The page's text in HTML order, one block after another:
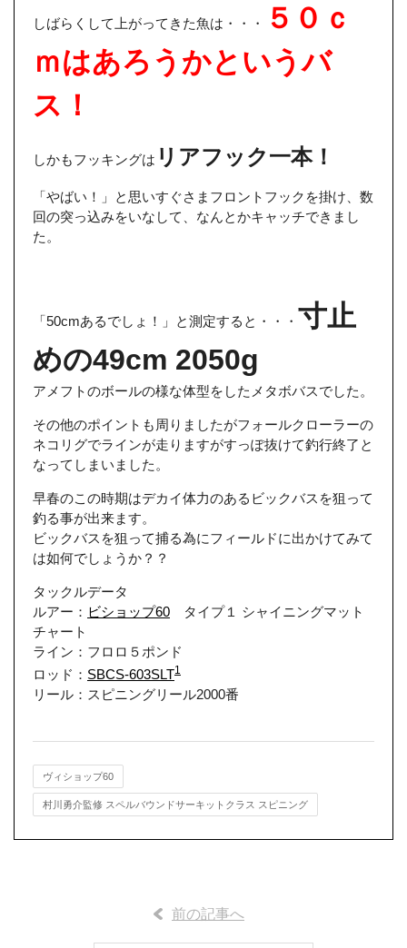
しばらくして上がってきた魚は・・・
５０ｃ
ｍはあろうかというバ
ス！
しかもフッキングは リアフック一本！
「やばい！」と思いすぐさまフロントフックを掛け、数
回の突っ込みをいなして、なんとかキャッチできまし
た。
「50cmあるでしょ！」と測定すると・・・ 寸止
めの49cm 2050g
アメフトのボールの様な体型をしたメタボバスでした。
その他のポイントも周りましたがフォールクローラーの
ネコリグでラインが走りますがすっぽ抜けて釣行終了と
なってしまいました。
早春のこの時期はデカイ体力のあるビックバスを狙って
釣る事が出来ます。
ビックバスを狙って捕る為にフィールドに出かけてみて
は如何でしょうか？？
タックルデータ
ルアー： ビショップ60 タイプ１ シャイニングマット
チャート
ライン：フロロ５ポンド
ロッド： SBCS-603SLT1
リール：スピニングリール2000番
ヴィショップ60
村川勇介監修 スペルバウンドサーキットクラス スピニング
前の記事へ